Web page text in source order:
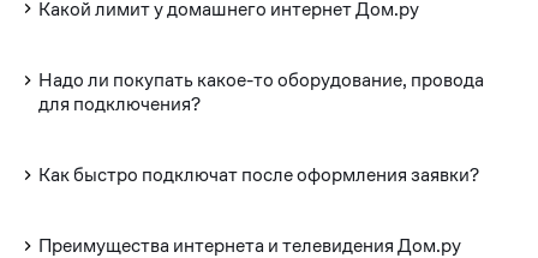
Какой лимит у домашнего интернет Дом.ру
Надо ли покупать какое-то оборудование, провода
для подключения?
Как быстро подключат после оформления заявки?
Преимущества интернета и телевидения Дом.ру